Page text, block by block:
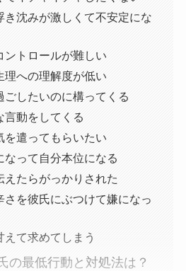
沈みが激しくて不安定にな
トロールが難しい
への理解度が低い
したいのに構ってくる
動をしてくる
遣ってもらいたい
って自分本位になる
たらがっかりされた
を彼氏にぶつけて嫌になっ
て求めてしまう
の最低行動と対処法は？